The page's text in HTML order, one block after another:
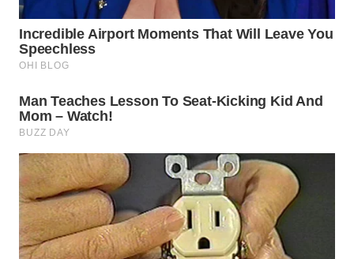
SUMEDANG
WN
WN
KEPULAUAN
SERIBU
WN
TANGERANG
WN